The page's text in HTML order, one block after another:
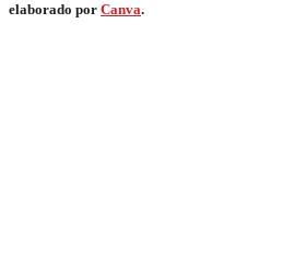
elaborado por Canva.